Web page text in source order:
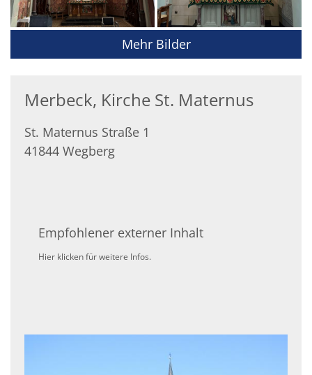
Mehr Bilder
Merbeck, Kirche St. Maternus
St. Maternus Straße 1
41844 Wegberg
Empfohlener externer Inhalt
Hier klicken für weitere Infos.